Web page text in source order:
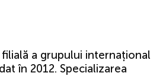
a grupului internațional
în 2012. Specializarea